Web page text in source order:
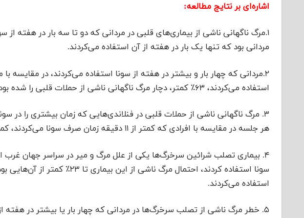
اشاره‌ای بر نتایج مطالعه:
مردانی بود که تنها یک‌ بار در هفته از آن استفاده می‌کردند.
۲.مردانی که چهار بار و بیشتر در هفته از سونا استفاده می‌کردند، در مقایسه
استفاده می‌کردند، ۶۳٪ کمتر، دچار مرگ ناگهانی ناشی از حملات قلبی را شده بودند.
هر جلسه در مقایسه با افرادی که کمتر از ۱۱ دقیقه زمان صرف سونا می‌کردند، کمتر از ۵۲٪ بود.
۴. بیماری تصلب شرائین سرخرگ‌ها یکی از علل مرگ و میر در سراسر جهان غرب
سونا استفاده کردند، احتمال مرگ ناشی
استفاده می‌کردند.